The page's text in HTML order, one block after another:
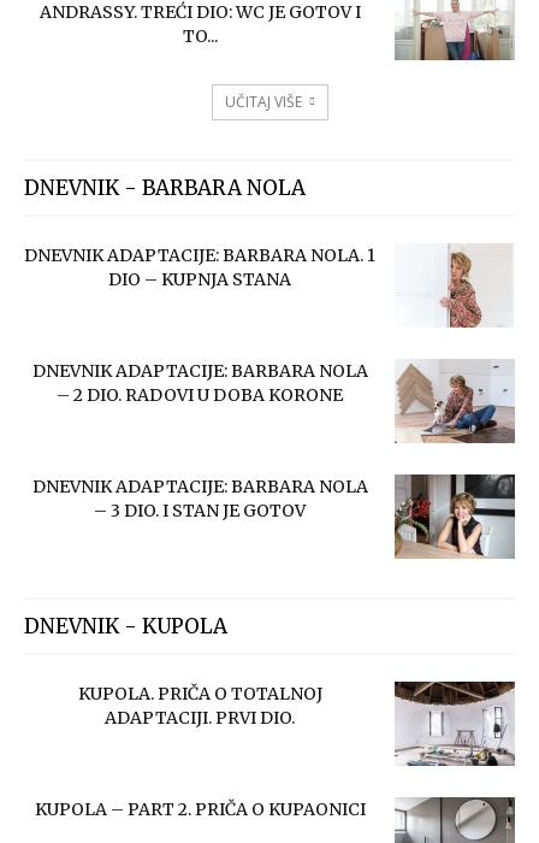
ANDRASSY. TREĆI DIO: WC JE GOTOV I
TO...
UČITAJ VIŠE
DNEVNIK - BARBARA NOLA
DNEVNIK ADAPTACIJE: BARBARA NOLA. 1
DIO – KUPNJA STANA
DNEVNIK ADAPTACIJE: BARBARA NOLA
– 2 DIO. RADOVI U DOBA KORONE
DNEVNIK ADAPTACIJE: BARBARA NOLA
– 3 DIO. I STAN JE GOTOV
DNEVNIK - KUPOLA
KUPOLA. PRIČA O TOTALNOJ
ADAPTACIJI. PRVI DIO.
KUPOLA – PART 2. PRIČA O KUPAONICI